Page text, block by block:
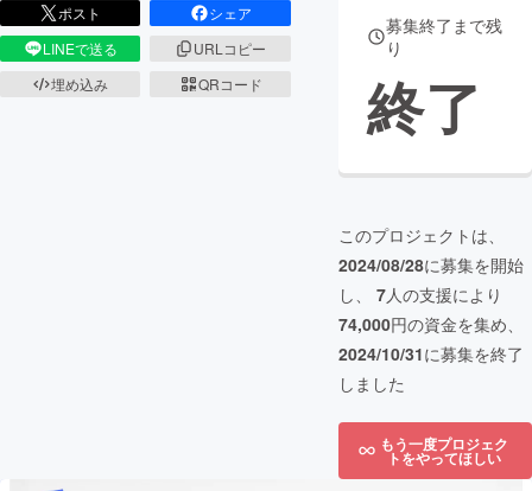
ポスト
シェア
LINEで送る
URLコピー
埋め込み
QRコード
募集終了まで残
り
終了
このプロジェクトは、
2024/08/28に募集を開始
し、 7人の支援により
74,000円の資金を集め、
2024/10/31に募集を終了
しました
もう一度プロジェク
トをやってほしい